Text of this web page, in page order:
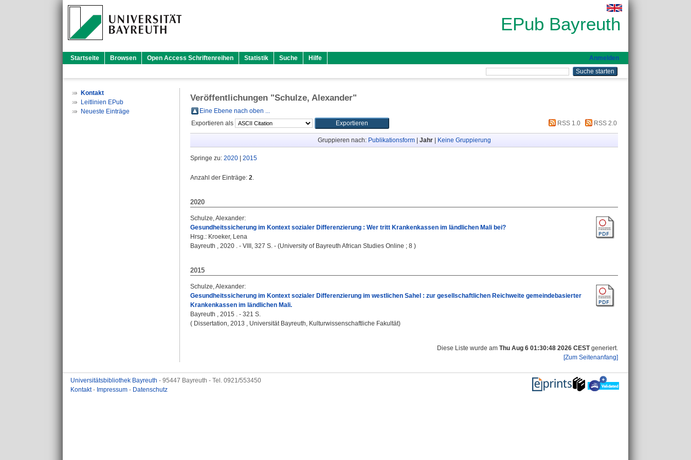
EPub Bayreuth
Startseite Browsen Open Access Schriftenreihen Statistik Suche Hilfe Anmelden
Kontakt
Leitlinien EPub
Neueste Einträge
Veröffentlichungen "Schulze, Alexander"
Eine Ebene nach oben ...
Exportieren als
RSS 1.0 RSS 2.0
Gruppieren nach: Publikationsform| Jahr| Keine Gruppierung
Springe zu: 2020 2015
Anzahl der Einträge: 2.
2020
Schulze, Alexander:
Gesundheitssicherung im Kontext sozialer Differenzierung : Wer tritt Krankenkassen im ländlichen Mali bei?
Hrsg.: Kroeker, Lena
Bayreuth , 2020 . - VIII, 327 S. - (University of Bayreuth African Studies Online ; 8 )
2015
Schulze, Alexander:
Gesundheitssicherung im Kontext sozialer Differenzierung im westlichen Sahel : zur gesellschaftlichen Reichweite gemeindebasierter
Krankenkassen im ländlichen Mali.
Bayreuth , 2015 . - 321 S.
( Dissertation, 2013 , Universität Bayreuth, Kulturwissenschaftliche Fakultät)
Diese Liste wurde am Thu Aug 6 01:30:48 2026 CESTgeneriert.
[Zum Seitenanfang]
Universitätsbibliothek Bayreuth - 95447 Bayreuth - Tel. 0921/553450
Kontakt- Impressum - Datenschutz